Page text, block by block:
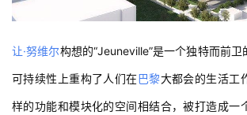
让·努维尔构想的“Jeuneville”是一个独特而前
可持续性上重构了人们在巴黎大都会的生活工
样的功能和模块化的空间相结合，被打造成一